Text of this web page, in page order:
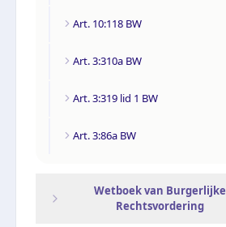
Art. 10:118 BW
Art. 3:310a BW
Art. 3:319 lid 1 BW
Art. 3:86a BW
Wetboek van Burgerlijke
Rechtsvordering